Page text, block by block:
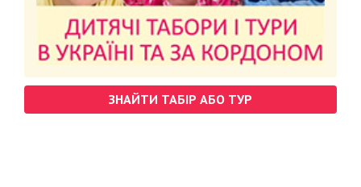
ЗНАЙТИ ТАБІР АБО ТУР